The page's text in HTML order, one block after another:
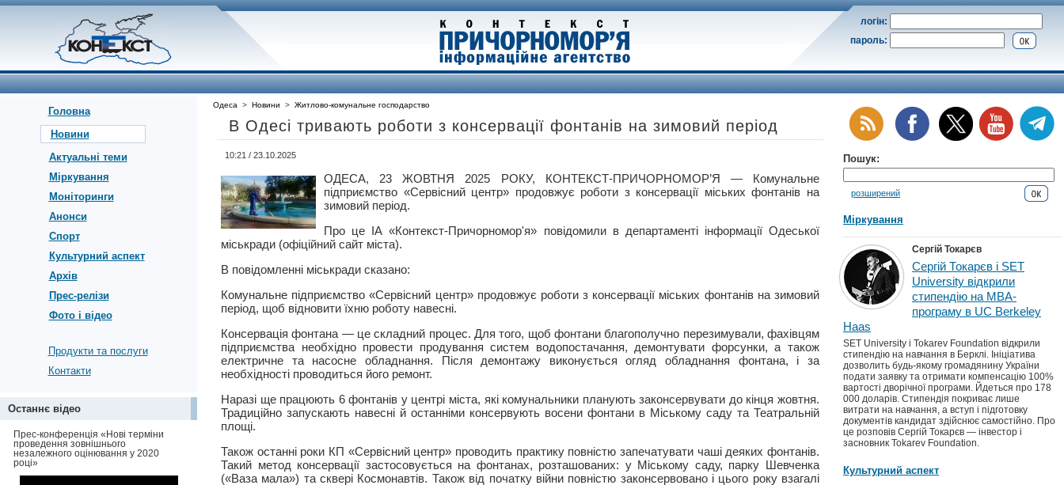
логін:
пароль:
Головна
Новини
Актуальні теми
Міркування
Моніторинги
Анонси
Спорт
Культурний аспект
Архів
Прес-релізи
Фото і відео
Продукти та послуги
Контакти
Останнє відео
Прес-конференція «Нові терміни
проведення зовнішнього
незалежного оцінювання у 2020
році»
Одеса > Новини > Житлово-комунальне господарство
В Одесі тривають роботи з консервації фонтанів на зимовий період
10:21 / 23.10.2025
ОДЕСА, 23 ЖОВТНЯ 2025 РОКУ, КОНТЕКСТ-ПРИЧОРНОМОР’Я — Комунальне
підприємство «Сервісний центр» продовжує роботи з консервації міських фонтанів на
зимовий період.
Про це ІА «Контекст-Причорномор'я» повідомили в департаменті інформації Одеської
міськради (офіційний сайт міста).
В повідомленні міськради сказано:
Комунальне підприємство «Сервісний центр» продовжує роботи з консервації міських фонтанів на зимовий
період, щоб відновити їхню роботу навесні.
Консервація фонтана — це складний процес. Для того, щоб фонтани благополучно перезимували, фахівцям
підприємства необхідно провести продування систем водопостачання, демонтувати форсунки, а також
електричне та насосне обладнання. Після демонтажу виконується огляд обладнання фонтана, і за
необхідності проводиться його ремонт.
Наразі ще працюють 6 фонтанів у центрі міста, які комунальники планують законсервувати до кінця жовтня.
Традиційно запускають навесні й останніми консервують восени фонтани в Міському саду та Театральній
площі.
Також останні роки КП «Сервісний центр» проводить практику повністю запечатувати чаші деяких фонтанів.
Такий метод консервації застосовується на фонтанах, розташованих: у Міському саду, парку Шевченка
(«Ваза мала») та сквері Космонавтів. Також від початку війни повністю законсервовано і цього року взагалі
Пошук:
розширений
Міркування
Сергій Токарєв
Сергій Токарєв і SET
University відкрили
стипендію на MBA-
програму в UC Berkeley
Haas
SET University і Tokarev Foundation відкрили
стипендію на навчання в Берклі. Ініціатива
дозволить будь-якому громадянину України
подати заявку та отримати компенсацію 100%
вартості дворічної програми. Йдеться про 178
000 доларів. Стипендія покриває лише
витрати на навчання, а вступ і підготовку
документів кандидат здійснює самостійно. Про
це розповів Сергій Токарєв — інвестор і
засновник Tokarev Foundation.
Культурний аспект